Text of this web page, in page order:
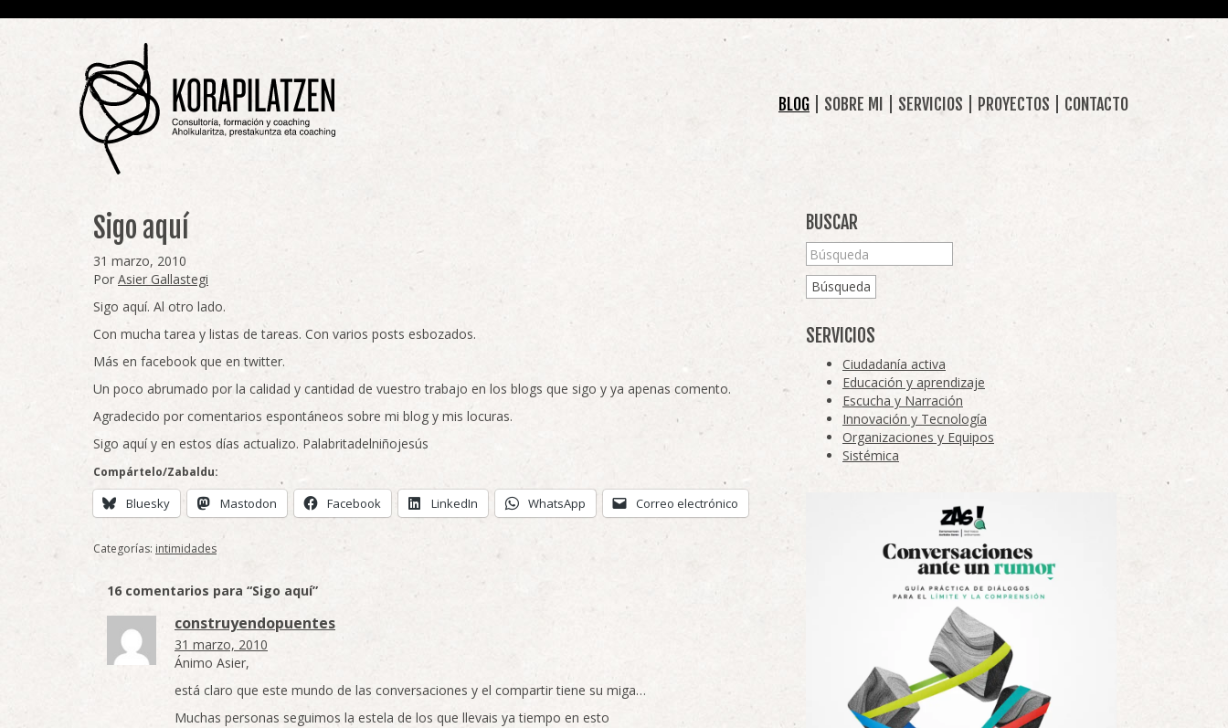
BLOG SOBRE MI SERVICIOS PROYECTOS CONTACTO
Sigo aquí
31 marzo, 2010
Por Asier Gallastegi
Sigo aquí. Al otro lado.
Con mucha tarea y listas de tareas. Con varios posts esbozados.
Más en facebook que en twitter.
Un poco abrumado por la calidad y cantidad de vuestro trabajo en los blogs que sigo y ya apenas comento.
Agradecido por comentarios espontáneos sobre mi blog y mis locuras.
Sigo aquí y en estos días actualizo. Palabritadelniñojesús
Compártelo/Zabaldu:
Bluesky Mastodon Facebook LinkedIn WhatsApp Correo electrónico
Categorías: intimidades
16 comentarios para “Sigo aquí”
construyendopuentes
31 marzo, 2010
Ánimo Asier,
está claro que este mundo de las conversaciones y el compartir tiene su miga…
Muchas personas seguimos la estela de los que llevais ya tiempo en esto
BUSCAR
Búsqueda
SERVICIOS
Ciudadanía activa
Educación y aprendizaje
Escucha y Narración
Innovación y Tecnología
Organizaciones y Equipos
Sistémica